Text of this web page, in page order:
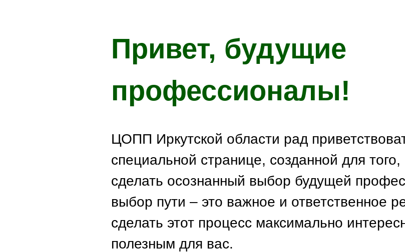
Привет, будущие
профессионалы!
ЦОПП Иркутской области рад
специальной странице, созданной для
сделать осознанный выбор будущей
выбор пути – это важное и ответственное
сделать этот процесс максимально
полезным для вас.